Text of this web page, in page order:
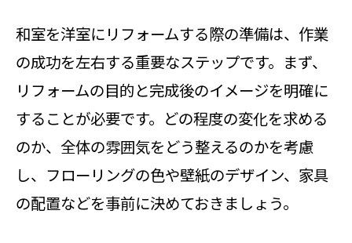
和室を洋室にリフォームする際の準備は、作業
の成功を左右する重要なステップです。まず、
リフォームの目的と完成後のイメージを明確に
することが必要です。どの程度の変化を求める
のか、全体の雰囲気をどう整えるのかを考慮
し、フローリングの色や壁紙のデザイン、家具
の配置などを事前に決めておきましょう。